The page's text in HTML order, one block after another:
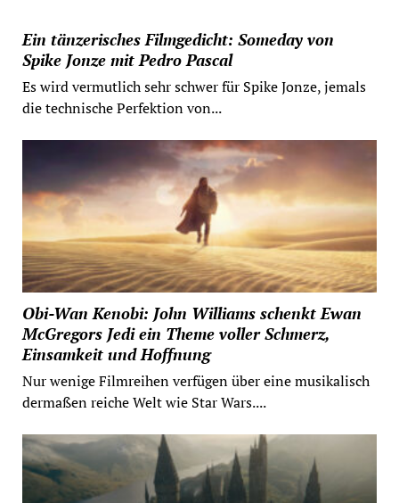
Ein tänzerisches Filmgedicht: Someday von
Spike Jonze mit Pedro Pascal
Es wird vermutlich sehr schwer für Spike Jonze, jemals
die technische Perfektion von...
Obi-Wan Kenobi: John Williams schenkt Ewan
McGregors Jedi ein Theme voller Schmerz,
Einsamkeit und Hoffnung
Nur wenige Filmreihen verfügen über eine musikalisch
dermaßen reiche Welt wie Star Wars....